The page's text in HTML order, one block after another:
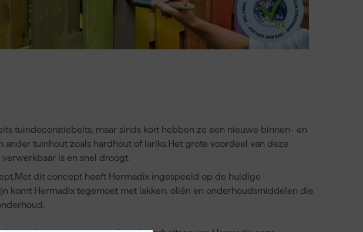
tuindecoratiebeits, maar sinds kort hebben ze een nieuwe binnen- en
tuinhout zoals hardhout of lariks.Het grote voordeel van deze
is en snel droogt.
dit concept heeft Hermadix ingespeeld op de huidige
komt Hermadix tegemoet met lakken, oliën en onderhoudsmiddelen die